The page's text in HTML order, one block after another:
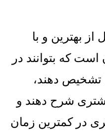
بهترین و با
است که بتوانند در
تشخیص دهند،
شرح دهند و
در کمترین زمان